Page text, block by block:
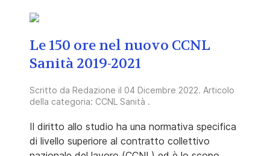
Le 150 ore nel nuovo CCNL
Sanità 2019-2021
Scritto da Redazione il 04 Dicembre 2022. Articolo
della categoria: CCNL Sanità .
Il diritto allo studio ha una normativa specifica
di livello superiore al contratto collettivo